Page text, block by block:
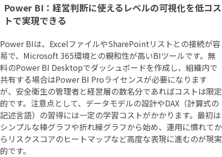
Power BI：経営判断に使えるレベルの可視化を低コス
トで実現できる
Power BIは、ExcelファイルやSharePointリストとの接続が容
易で、Microsoft 365環境との親和性が高いBIツールです。無
料のPower BI Desktopでダッシュボードを作成し、組織内で
共有する場合はPower BI Proライセンスが必要になります
が、安全衛生の管理者と経営層の数名分であればコストは限定
的です。注意点として、データモデルの設計やDAX（計算式の
記述言語）の習得には一定の学習コストがかかります。最初は
シンプルな棒グラフや折れ線グラフから始め、運用に慣れてか
らリスクスコアのヒートマップなど高度な表現に進むのが現実
的です。